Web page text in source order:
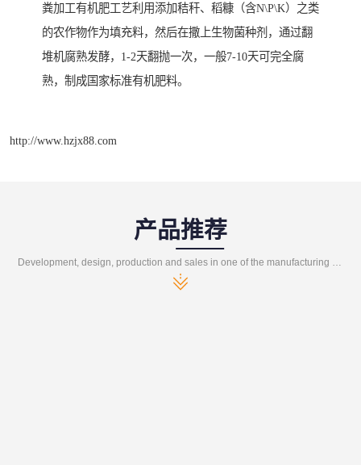
粪加工有机肥工艺利用添加秸秆、稻糠（含N\P\K）之类
的农作物作为填充料，然后在撒上生物菌种剂，通过翻
堆机腐熟发酵，1-2天翻抛一次，一般7-10天可完全腐
熟，制成国家标准有机肥料。
http://www.hzjx88.com
产品推荐
Development, design, production and sales in one of the manufacturing enterprises